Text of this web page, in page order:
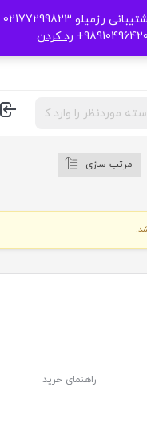
رد کردن
مرتب سازی
راهنمای خرید